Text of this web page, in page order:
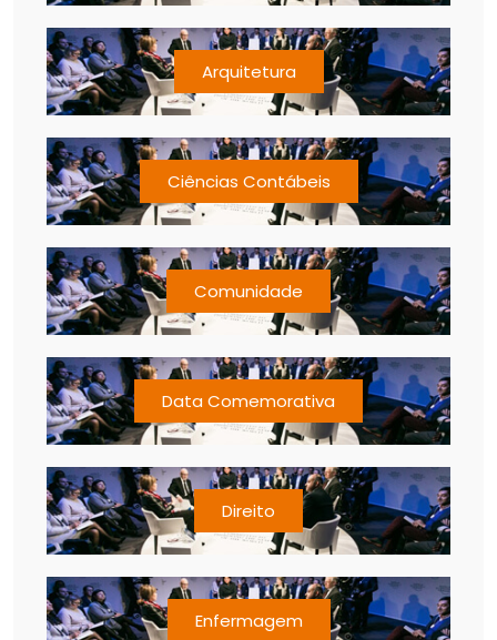
Arquitetura
Ciências Contábeis
Comunidade
Data Comemorativa
Direito
Enfermagem